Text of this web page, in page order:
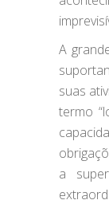
A
suas
termo
a